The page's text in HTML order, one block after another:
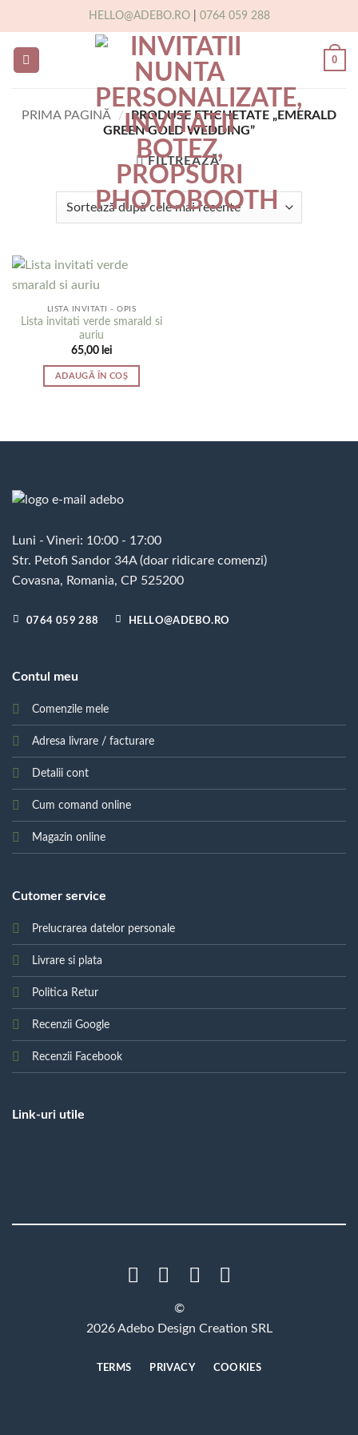
content
HELLO@ADEBO.RO| 0764 059 288
0
PRIMA PAGINĂ / PRODUSE ETICHETATE „EMERALD
GREEN GOLD WEDDING”
FILTREAZĂ
LISTA INVITATI - OPIS
Lista invitati verde smarald si
auriu
65,00 lei
ADAUGĂ ÎN COȘ
Luni - Vineri: 10:00 - 17:00
Str. Petofi Sandor 34A (doar ridicare comenzi)
Covasna, Romania, CP 525200
0764 059 288 HELLO@ADEBO.RO
Contul meu
Comenzile mele
Adresa livrare / facturare
Detalii cont
Cum comand online
Magazin online
Cutomer service
Prelucrarea datelor personale
Livrare si plata
Politica Retur
Recenzii Google
Recenzii Facebook
Link-uri utile
©
2026 Adebo Design Creation SRL
TERMS PRIVACY COOKIES